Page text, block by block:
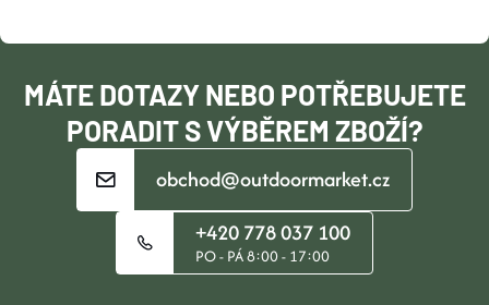
P
T
MÁTE DOTAZY NEBO POTŘEBUJETE
PORADIT S VÝBĚREM ZBOŽÍ?
obchod@outdoormarket.cz
+420 778 037 100
PO - PÁ 8:00 - 17:00